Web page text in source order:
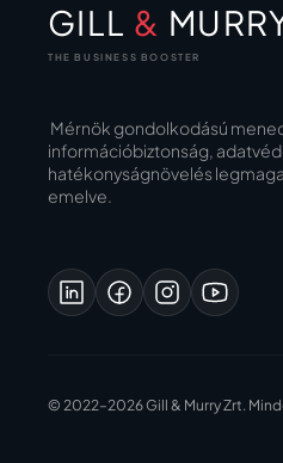
GILL &
THE BUSINESS BOOSTER
Mérnök gondolkodású
információbiztonság,
hatékonyságnövelés
emelve.
© 2022–2026 Gill & Murry Zrt.